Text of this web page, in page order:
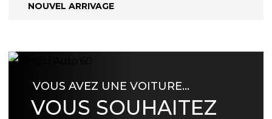
NOUVEL ARRIVAGE
VOUS AVEZ UNE VOITURE…
VOUS SOUHAITEZ